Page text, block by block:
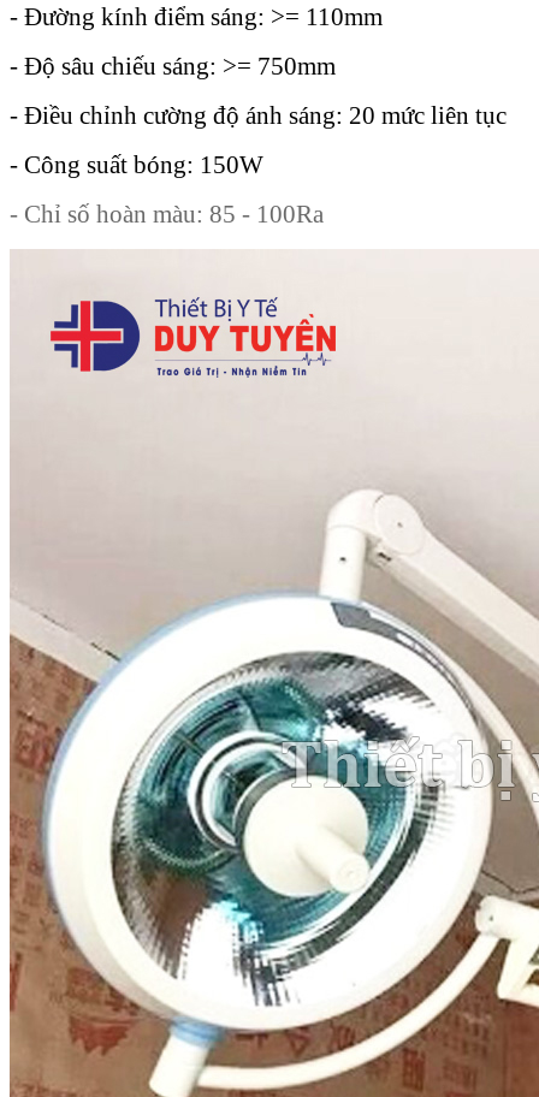
- Đường kính điểm sáng: >= 110mm
- Độ sâu chiếu sáng: >= 750mm
- Điều chỉnh cường độ ánh sáng: 20 mức liên tục
- Công suất bóng: 150W
- Chỉ số hoàn màu: 85 - 100Ra